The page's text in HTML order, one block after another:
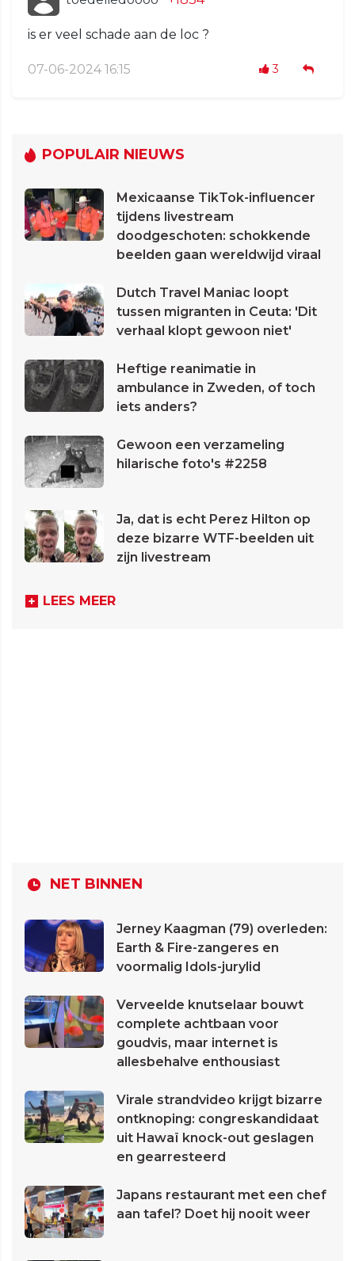
is er veel schade aan de loc ?
07-06-2024 16:15 3
POPULAIR NIEUWS
Mexicaanse TikTok-influencer
tijdens livestream
doodgeschoten: schokkende
beelden gaan wereldwijd viraal
Dutch Travel Maniac loopt
tussen migranten in Ceuta: 'Dit
verhaal klopt gewoon niet'
Heftige reanimatie in
ambulance in Zweden, of toch
iets anders?
Gewoon een verzameling
hilarische foto's #2258
Ja, dat is echt Perez Hilton op
deze bizarre WTF-beelden uit
zijn livestream
LEES MEER
NET BINNEN
Jerney Kaagman (79) overleden:
Earth & Fire-zangeres en
voormalig Idols-jurylid
Verveelde knutselaar bouwt
complete achtbaan voor
goudvis, maar internet is
allesbehalve enthousiast
Virale strandvideo krijgt bizarre
ontknoping: congreskandidaat
uit Hawaï knock-out geslagen
en gearresteerd
Japans restaurant met een chef
aan tafel? Doet hij nooit weer